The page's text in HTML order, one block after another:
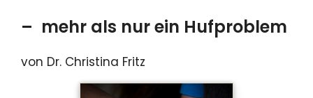
– mehr als nur ein Hufproblem
von Dr. Christina Fritz